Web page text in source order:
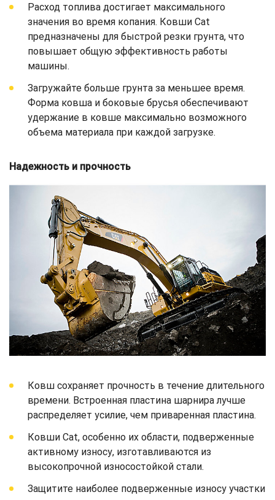
Расход топлива достигает максимального
значения во время копания. Ковши Cat
предназначены для быстрой резки грунта, что
повышает общую эффективность работы
машины.
Загружайте больше грунта за меньшее время.
Форма ковша и боковые брусья обеспечивают
удержание в ковше максимально возможного
объема материала при каждой загрузке.
Надежность и прочность
Ковш сохраняет прочность в течение длительного
времени. Встроенная пластина шарнира лучше
распределяет усилие, чем приваренная пластина.
Ковши Cat, особенно их области, подверженные
активному износу, изготавливаются из
высокопрочной износостойкой стали.
Защитите наиболее подверженные износу участки